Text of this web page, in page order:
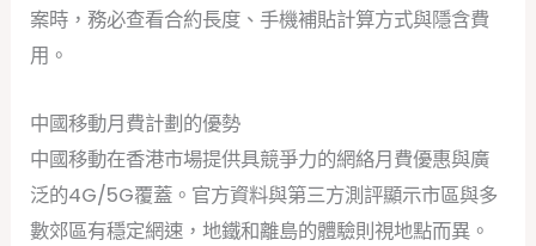
案時，務必查看合約長度、手機補貼計算方式與隱含費
用。
中國移動月費計劃的優勢
中國移動在香港市場提供具競爭力的網絡月費優惠與廣
泛的4G/5G覆蓋。官方資料與第三方測評顯示市區與多
數郊區有穩定網速，地鐵和離島的體驗則視地點而異。